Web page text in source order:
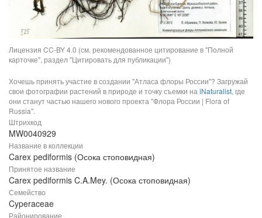
Лицензия CC-BY 4.0 (см. рекомендованное цитирование в "Полной
карточке", раздел "Цитировать для публикации")
Хочешь принять участие в создании "Атласа флоры России"? Загружай
свои фотографии растений в природе и точку съемки наiNaturalist, где
они станут частью нашего нового проекта "Флора России | Flora of
Russia".
Штрихкод
MW0040929
Название в коллекции
Carex pediformis (Осока стоповидная)
Принятое название
Carex pediformis C.A.Mey. (Осока стоповидная)
Семейство
Cyperaceae
Районирование